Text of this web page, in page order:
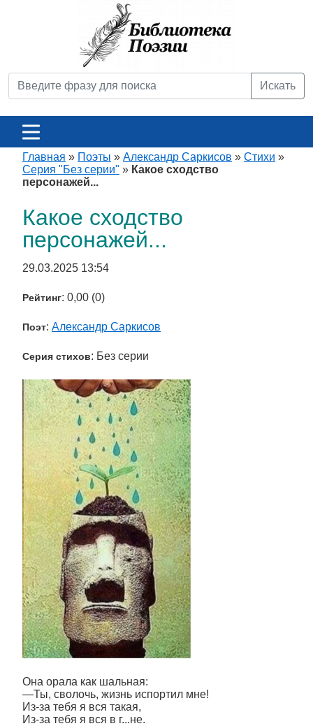
Искать
Главная » Поэты » Александр Саркисов » Стихи »
Серия "Без серии" » Какое сходство
персонажей...
Какое сходство
персонажей...
29.03.2025 13:54
Рейтинг: 0,00 (0)
Поэт: Александр Саркисов
Серия стихов: Без серии
Она орала как шальная:
—Ты, сволочь, жизнь испортил мне!
Из-за тебя я вся такая,
Из-за тебя я вся в г...не.